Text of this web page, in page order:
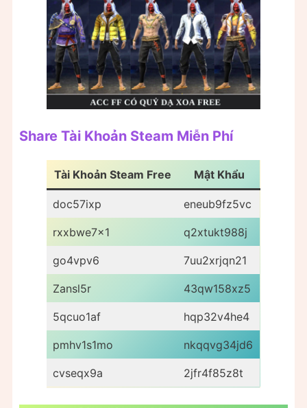
Share Tài Khoản Steam Miễn Phí
Tài Khoản Steam Free Mật Khẩu
doc57ixp eneub9fz5vc
rxxbwe7x1 q2xtukt988j
go4vpv6 7uu2xrjqn21
Zansl5r 43qw158xz5
5qcuo1af hqp32v4he4
pmhv1s1mo nkqqvg34jd6
cvseqx9a 2jfr4f85z8t